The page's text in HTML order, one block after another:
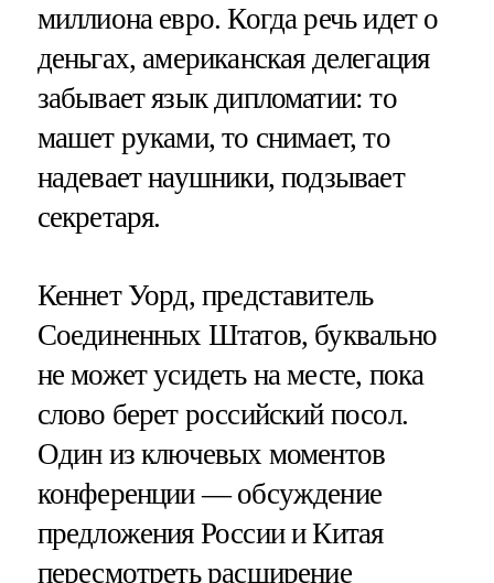
миллиона евро. Когда речь идет о
деньгах, американская делегация
забывает язык дипломатии: то
машет руками, то снимает, то
надевает наушники, подзывает
секретаря.
Кеннет Уорд, представитель
Соединенных Штатов, буквально
не может усидеть на месте, пока
слово берет российский посол.
Один из ключевых моментов
конференции — обсуждение
предложения России и Китая
пересмотреть расширение